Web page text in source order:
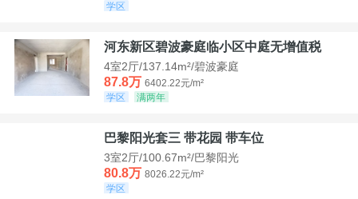
学区
河东新区碧波豪庭临小区中庭无增值税
4室2厅/137.14m²/碧波豪庭
87.8万 6402.22元/m²
学区
满两年
巴黎阳光套三 带花园 带车位
3室2厅/100.67m²/巴黎阳光
80.8万 8026.22元/m²
学区